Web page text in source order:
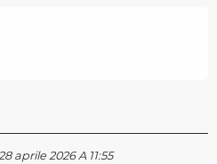
aprile 2026 A 11:55